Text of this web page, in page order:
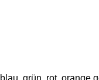
grün, rot, orange